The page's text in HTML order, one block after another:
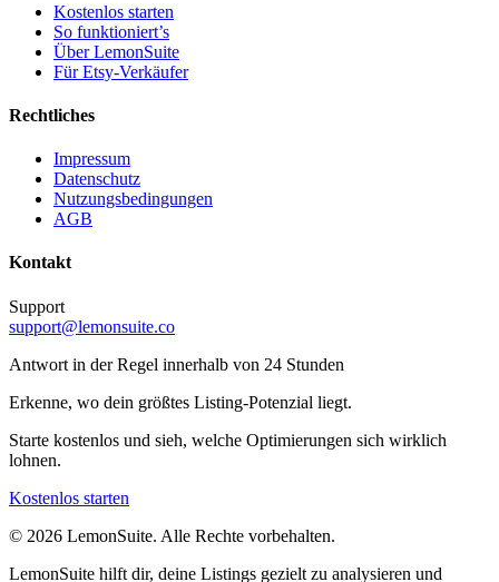
Kostenlos starten
So funktioniert’s
Über LemonSuite
Für Etsy-Verkäufer
Rechtliches
Impressum
Datenschutz
Nutzungsbedingungen
AGB
Kontakt
Support
support@lemonsuite.co
Antwort in der Regel innerhalb von 24 Stunden
Erkenne, wo dein größtes Listing-Potenzial liegt.
Starte kostenlos und sieh, welche Optimierungen sich wirklich
lohnen.
Kostenlos starten
© 2026 LemonSuite. Alle Rechte vorbehalten.
LemonSuite hilft dir, deine Listings gezielt zu analysieren und